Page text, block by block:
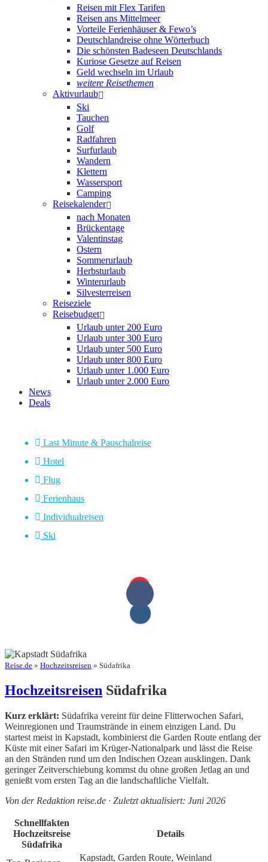
Reisen mit Flex Tarifen
Reisen ans Mittelmeer
Vorteile Ferienhäuser & Fewo’s
Deutschlandreise ohne Wörterbuch
Die schönsten Badeseen Deutschlands
Kuriose Gesetze auf Reisen
Geld wechseln im Urlaub
weitere Reisethemen
Aktivurlaub
Ski
Tauchen
Golf
Radfahren
Surfurlaub
Wandern
Klettern
Wassersport
Camping
Reisekalender
nach Monaten
Brückentage
Valentinstag
Ostern
Sommerurlaub
Herbsturlaub
Winterurlaub
Silvesterreisen
Reiseziele
Reisebudget
Urlaub unter 200 Euro
Urlaub unter 300 Euro
Urlaub unter 500 Euro
Urlaub unter 800 Euro
Urlaub unter 1.000 Euro
Urlaub unter 2.000 Euro
News
Deals
Last Minute & Pauschalreise
Hotel
Flug
Ferienhaus
Individualreisen
Ski
Reise.de » Hochzeitsreisen » Südafrika
Hochzeitsreisen Südafrika
Kurz erklärt: Südafrika vereint für deine Flitterwochen Safari,
Weinregionen und Traumstrände in einem einzigen Land. Du
startest meist in Kapstadt, kombinierst die Garden Route entlang der
Küste mit einer Safari im Krüger-Nationalpark und lässt die Reise
an den Stränden rund um den Indischen Ozean ausklingen. Dank
geringer Zeitverschiebung kommst du ohne großen Jetlag an und
genießt vom ersten Tag an die landschaftliche Vielfalt.
Von der Redaktion reise.de · Zuletzt aktualisiert: Juni 2026
Schnellfakten
Hochzeitsreise
Südafrika
Details
Kapstadt, Garden Route, Weinland